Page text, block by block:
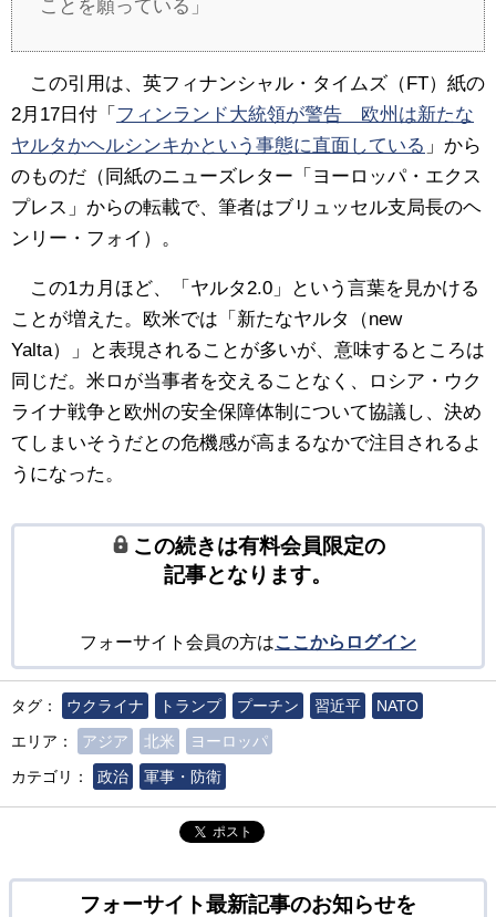
ことを願っている」
この引用は、英フィナンシャル・タイムズ（FT）紙の
2月17日付「 フィンランド大統領が警告 欧州は新たな
ヤルタかヘルシンキかという事態に直面している 」から
のものだ（同紙のニューズレター「ヨーロッパ・エクス
プレス」からの転載で、筆者はブリュッセル支局長のヘ
ンリー・フォイ）。
この1カ月ほど、「ヤルタ2.0」という言葉を見かける
ことが増えた。欧米では「新たなヤルタ（new
Yalta）」と表現されることが多いが、意味するところは
同じだ。米ロが当事者を交えることなく、ロシア・ウク
ライナ戦争と欧州の安全保障体制について協議し、決め
てしまいそうだとの危機感が高まるなかで注目されるよ
うになった。
この続きは有料会員限定の
記事となります。
フォーサイト会員の方はここからログイン
タグ： ウクライナ トランプ プーチン 習近平
NATO
エリア：
アジア 北米
ヨーロッパ
カテゴリ：
政治 軍事・防衛
ポスト
フォーサイト最新記事のお知らせを